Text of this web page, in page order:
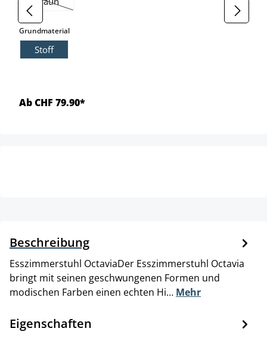
(Diese Option ist zurzeit nicht verfügbar.)
Grundmaterialauswählen
Stoff
Ab CHF 79.90*
Beschreibung
Esszimmerstuhl OctaviaDer Esszimmerstuhl Octavia
bringt mit seinen geschwungenen Formen und
modischen Farben einen echten Hi… Mehr
Eigenschaften